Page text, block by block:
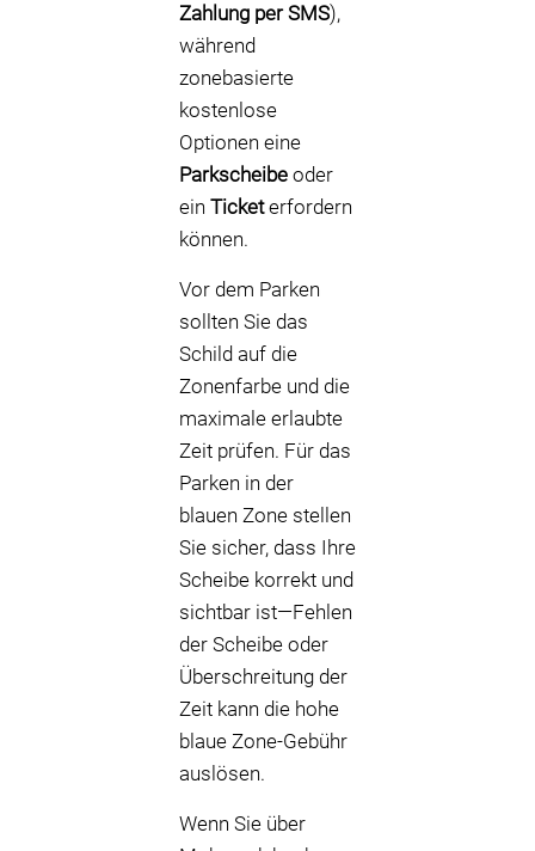
Zahlung per SMS),
während
zonebasierte
kostenlose
Optionen eine
Parkscheibe oder
ein Ticketerfordern
können.
Vor dem Parken
sollten Sie das
Schild auf die
Zonenfarbe und die
maximale erlaubte
Zeit prüfen. Für das
Parken in der
blauen Zone stellen
Sie sicher, dass Ihre
Scheibe korrekt und
sichtbar ist—Fehlen
der Scheibe oder
Überschreitung der
Zeit kann die hohe
blaue Zone-Gebühr
auslösen.
Wenn Sie über